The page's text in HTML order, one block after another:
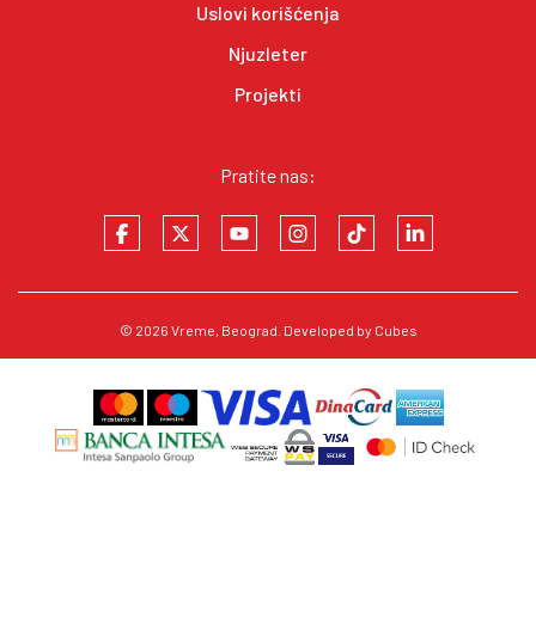
Uslovi korišćenja
Njuzleter
Projekti
Pratite nas:
© 2026 Vreme, Beograd. Developed by Cubes